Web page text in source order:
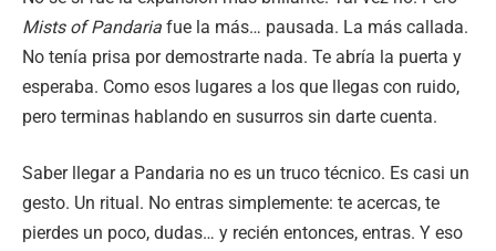
Mists of Pandaria fue la más… pausada. La más callada.
No tenía prisa por demostrarte nada. Te abría la puerta y
esperaba. Como esos lugares a los que llegas con ruido,
pero terminas hablando en susurros sin darte cuenta.
Saber llegar a Pandaria no es un truco técnico. Es casi un
gesto. Un ritual. No entras simplemente: te acercas, te
pierdes un poco, dudas… y recién entonces, entras. Y eso